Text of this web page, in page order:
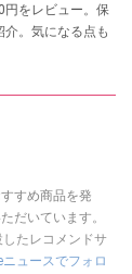
円をレビュー。保
。気になる点も
すめ商品を発
だいています。
たレコメンドサ
ニュースでフォロ